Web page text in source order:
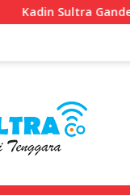
IAI Rawa